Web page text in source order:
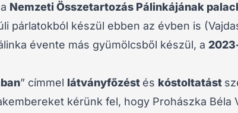
Nemzeti Összetartozás Pálinkájának
párlatokból készül ebben az évben is
évente más gyümölcsből készül, a
” címmel látványfőzést és kóstoltatást
kérünk fel, hogy Prohászka Béla